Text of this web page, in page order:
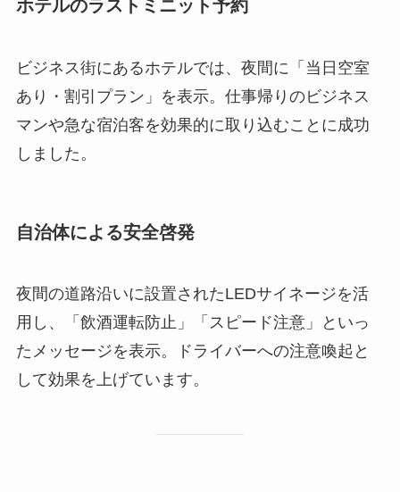
ホテルのラストミニット予約
ビジネス街にあるホテルでは、夜間に「当日空室
あり・割引プラン」を表示。仕事帰りのビジネス
マンや急な宿泊客を効果的に取り込むことに成功
しました。
自治体による安全啓発
夜間の道路沿いに設置されたLEDサイネージを活
用し、「飲酒運転防止」「スピード注意」といっ
たメッセージを表示。ドライバーへの注意喚起と
して効果を上げています。